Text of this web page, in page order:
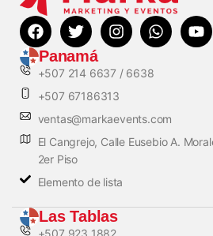
Panamá
+507 214 6637 / 6638
+507 67186313
ventas@markaevents.com
El Cangrejo, Calle Eusebio A.
2er Piso
Elemento de lista
Las Tablas
+507 923 1882